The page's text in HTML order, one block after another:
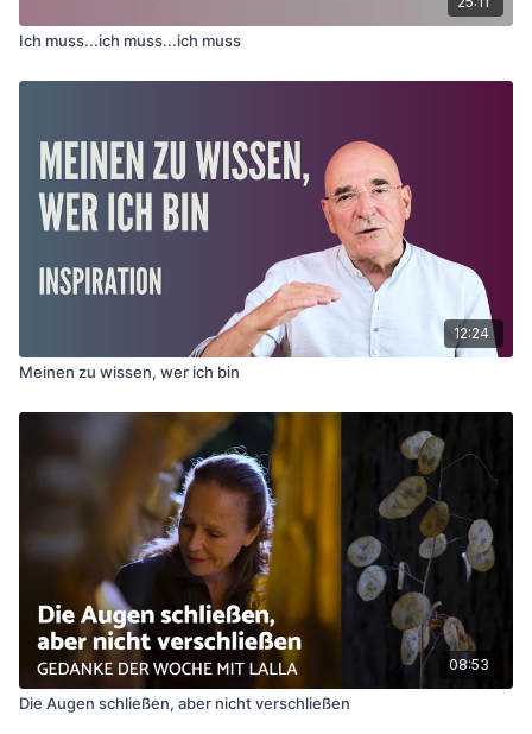
Ich muss...ich muss...ich muss
12:24
Meinen zu wissen, wer ich bin
08:53
Die Augen schließen, aber nicht verschließen